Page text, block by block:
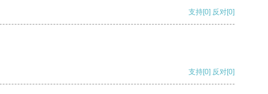
支持[0] 反对[0]
支持[0] 反对[0]